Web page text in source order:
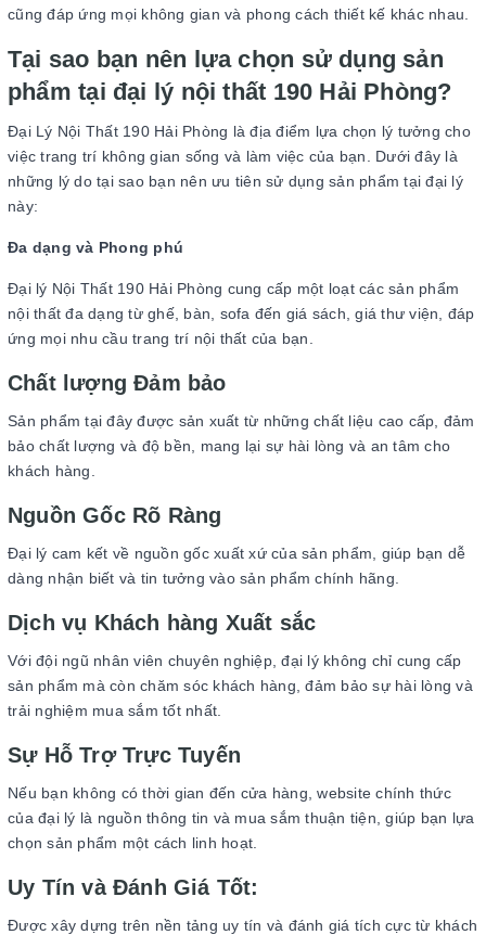
cũng đáp ứng mọi không gian và phong cách thiết kế khác nhau.
Tại sao bạn nên lựa chọn sử dụng sản
phẩm tại đại lý nội thất 190 Hải Phòng?
Đại Lý Nội Thất 190 Hải Phòng là địa điểm lựa chọn lý tưởng cho
việc trang trí không gian sống và làm việc của bạn. Dưới đây là
những lý do tại sao bạn nên ưu tiên sử dụng sản phẩm tại đại lý
này:
Đa dạng và Phong phú
Đại lý Nội Thất 190 Hải Phòng cung cấp một loạt các sản phẩm
nội thất đa dạng từ ghế, bàn, sofa đến giá sách, giá thư viện, đáp
ứng mọi nhu cầu trang trí nội thất của bạn.
Chất lượng Đảm bảo
Sản phẩm tại đây được sản xuất từ những chất liệu cao cấp, đảm
bảo chất lượng và độ bền, mang lại sự hài lòng và an tâm cho
khách hàng.
Nguồn Gốc Rõ Ràng
Đại lý cam kết về nguồn gốc xuất xứ của sản phẩm, giúp bạn dễ
dàng nhận biết và tin tưởng vào sản phẩm chính hãng.
Dịch vụ Khách hàng Xuất sắc
Với đội ngũ nhân viên chuyên nghiệp, đại lý không chỉ cung cấp
sản phẩm mà còn chăm sóc khách hàng, đảm bảo sự hài lòng và
trải nghiệm mua sắm tốt nhất.
Sự Hỗ Trợ Trực Tuyến
Nếu bạn không có thời gian đến cửa hàng, website chính thức
của đại lý là nguồn thông tin và mua sắm thuận tiện, giúp bạn lựa
chọn sản phẩm một cách linh hoạt.
Uy Tín và Đánh Giá Tốt:
Được xây dựng trên nền tảng uy tín và đánh giá tích cực từ khách